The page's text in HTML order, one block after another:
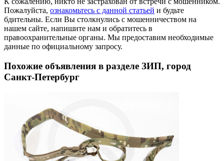
Пожалуйста, ознакомьтесь с данной статьей и будьте
бдительны. Если Вы столкнулись с мошенничеством на
нашем сайте, напишите нам и обратитесь в
правоохранительные органы. Мы предоставим необходимые
данные по официальному запросу.
Похожие объявления в разделе ЗИП, город
Санкт-Петербург